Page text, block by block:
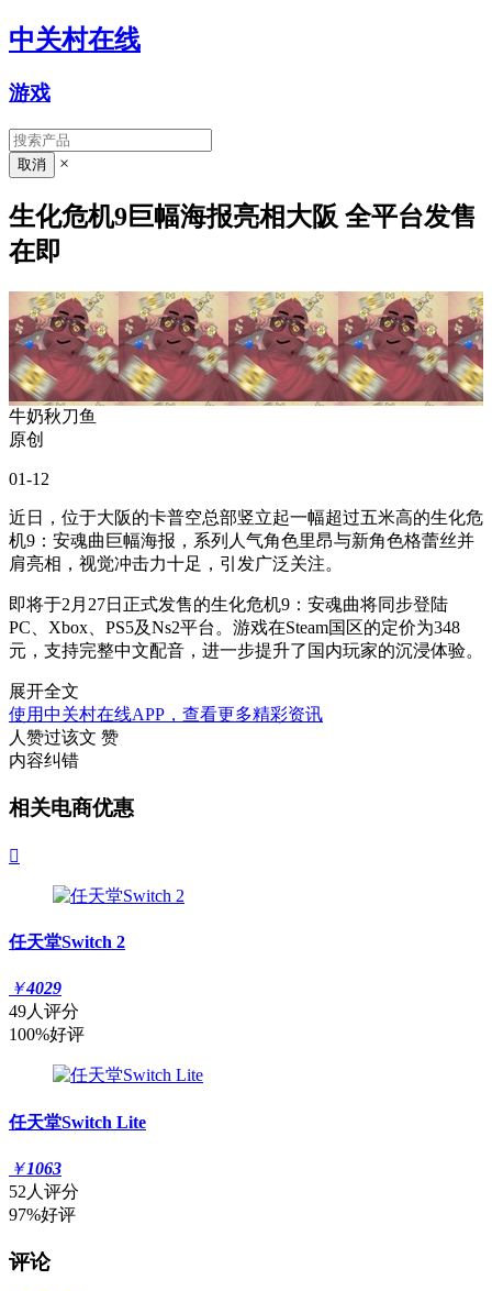
中关村在线
游戏
×
生化危机9巨幅海报亮相大阪 全平台发售
在即
牛奶秋刀鱼
原创
01-12
近日，位于大阪的卡普空总部竖立起一幅超过五米高的生化危
机9：安魂曲巨幅海报，系列人气角色里昂与新角色格蕾丝并
肩亮相，视觉冲击力十足，引发广泛关注。
即将于2月27日正式发售的生化危机9：安魂曲将同步登陆
PC、Xbox、PS5及Ns2平台。游戏在Steam国区的定价为348
元，支持完整中文配音，进一步提升了国内玩家的沉浸体验。
展开全文
使用中关村在线APP，查看更多精彩资讯
人赞过该文 赞
内容纠错
相关电商优惠

任天堂Switch 2
￥4029
49人评分
100%好评
任天堂Switch Lite
￥1063
52人评分
97%好评
评论